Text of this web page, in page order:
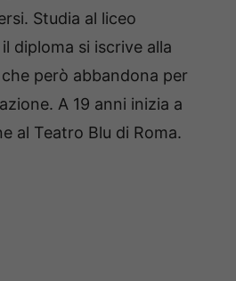
Studia al liceo
diploma si iscrive alla
però abbandona per
A 19 anni inizia a
al Teatro Blu di Roma.